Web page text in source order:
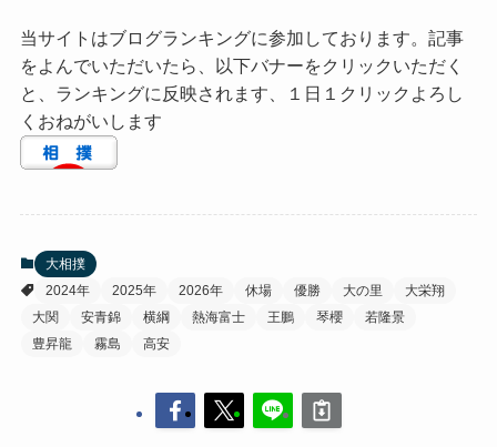
当サイトはブログランキングに参加しております。記事
をよんでいただいたら、以下バナーをクリックいただく
と、ランキングに反映されます、１日１クリックよろし
くおねがいします
大相撲
2024年
2025年 2026年 休場 優勝 大の里
大栄翔
大関
安青錦 横綱 熱海富士 王鵬 琴櫻
若隆景
豊昇龍
霧島 高安